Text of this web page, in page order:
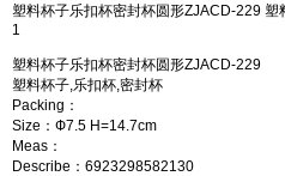
塑料杯子乐扣杯密封杯圆形ZJACD-229
1
塑料杯子乐扣杯密封杯圆形ZJACD-229
塑料杯子,乐扣杯,密封杯
Packing：
Size：Ф7.5 H=14.7cm
Meas：
Describe：6923298582130